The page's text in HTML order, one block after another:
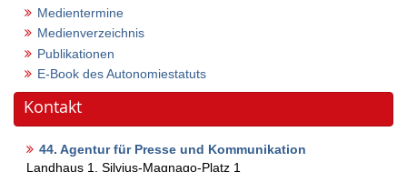
Medientermine
Medienverzeichnis
Publikationen
E-Book des Autonomiestatuts
Kontakt
44. Agentur für Presse und Kommunikation
Landhaus 1, Silvius-Magnago-Platz 1